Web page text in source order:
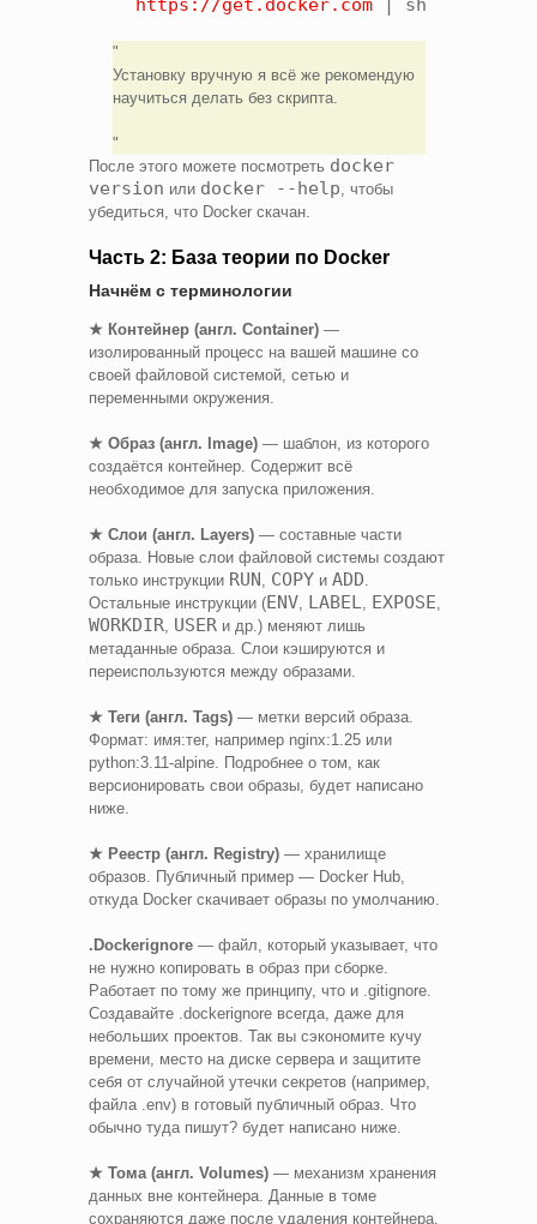
https://get.docker.com | sh
Установку вручную я всё же рекомендую
научиться делать без скрипта.
После этого можете посмотреть docker
version или docker --help , чтобы
убедиться, что Docker скачан.
Часть 2: База теории по Docker
Начнём с терминологии
★ Контейнер (англ. Container) —
изолированный процесс на вашей машине со
своей файловой системой, сетью и
переменными окружения.
★ Образ (англ. Image) — шаблон, из которого
создаётся контейнер. Содержит всё
необходимое для запуска приложения.
★ Слои (англ. Layers) — составные части
образа. Новые слои файловой системы создают
только инструкции RUN COPY и ADD
Остальные инструкции (ENV LABEL EXPOSE
WORKDIR USER и др.) меняют лишь
метаданные образа. Слои кэшируются и
переиспользуются между образами.
★ Теги (англ. Tags) — метки версий образа.
Формат: имя:тег, например nginx:1.25 или
python:3.11-alpine. Подробнее о том, как
версионировать свои образы, будет написано
ниже.
★ Реестр (англ. Registry) — хранилище
образов. Публичный пример — Docker Hub,
откуда Docker скачивает образы по умолчанию.
.Dockerignore — файл, который указывает, что
не нужно копировать в образ при сборке.
Работает по тому же принципу, что и .gitignore.
Создавайте .dockerignore всегда, даже для
небольших проектов. Так вы сэкономите кучу
времени, место на диске сервера и защитите
себя от случайной утечки секретов (например,
файла .env) в готовый публичный образ. Что
обычно туда пишут? будет написано ниже.
★ Тома (англ. Volumes) — механизм хранения
данных вне контейнера. Данные в томе
сохраняются даже после удаления контейнера.